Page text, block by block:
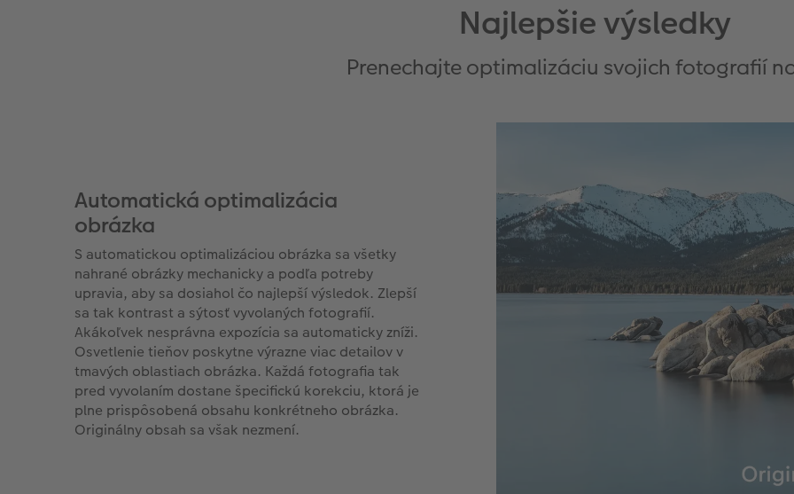
Najlepšie výsledky
Prenechajte optimalizáciu svojich fotografií
Automatická optimalizácia
obrázka
S automatickou optimalizáciou obrázka sa všetky
nahrané obrázky mechanicky a podľa potreby
upravia, aby sa dosiahol čo najlepší výsledok. Zlepší
sa tak kontrast a sýtosť vyvolaných fotografií.
Akákoľvek nesprávna expozícia sa automaticky zníži.
Osvetlenie tieňov poskytne výrazne viac detailov v
tmavých oblastiach obrázka. Každá fotografia tak
pred vyvolaním dostane špecifickú korekciu, ktorá je
plne prispôsobená obsahu konkrétneho obrázka.
Originálny obsah sa však nezmení.